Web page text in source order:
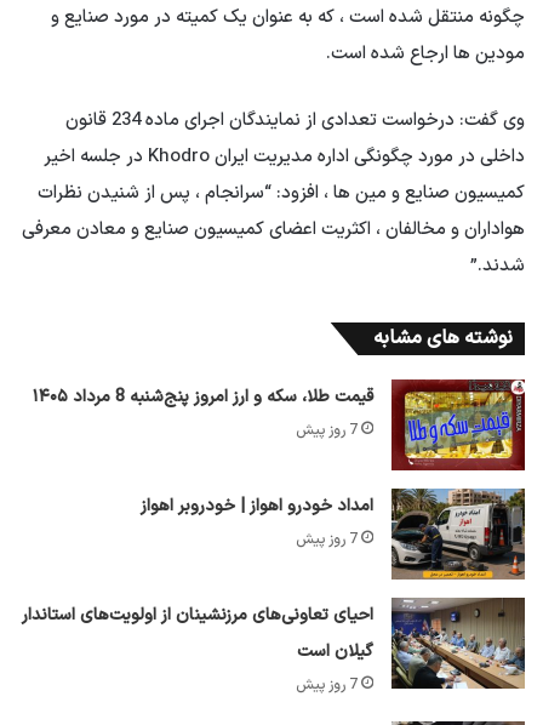
چگونه منتقل شده است ، که به عنوان یک کمیته در مورد صنایع و
مودین ها ارجاع شده است.
وی گفت: درخواست تعدادی از نمایندگان اجرای ماده 234 قانون
داخلی در مورد چگونگی اداره مدیریت ایران Khodro در جلسه اخیر
کمیسیون صنایع و مین ها ، افزود: “سرانجام ، پس از شنیدن نظرات
هواداران و مخالفان ، اکثریت اعضای کمیسیون صنایع و معادن معرفی
شدند.”
نوشته های مشابه
قیمت طلا، سکه و ارز امروز پنج‌شنبه 8 مرداد ۱۴۰۵
7 روز پیش
امداد خودرو اهواز | خودروبر اهواز
7 روز پیش
احیای تعاونی‌های مرزنشینان از اولویت‌های استاندار
گیلان است
7 روز پیش